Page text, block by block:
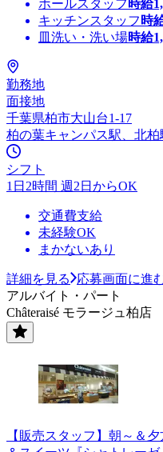
ホールスタッフ 時給
キッチンスタッフ 時
皿洗い・洗い場時給
勤務地
面接地
千葉県柏市大山台1-17
柏の葉キャンパス駅、北柏
シフト
1日2時間 週2日からOK
交通費支給
未経験OK
まかないあり
詳細を見る
応募画面に進
アルバイト・パート
Châteraisé モラージュ柏店
【販売スタッフ】朝～＆